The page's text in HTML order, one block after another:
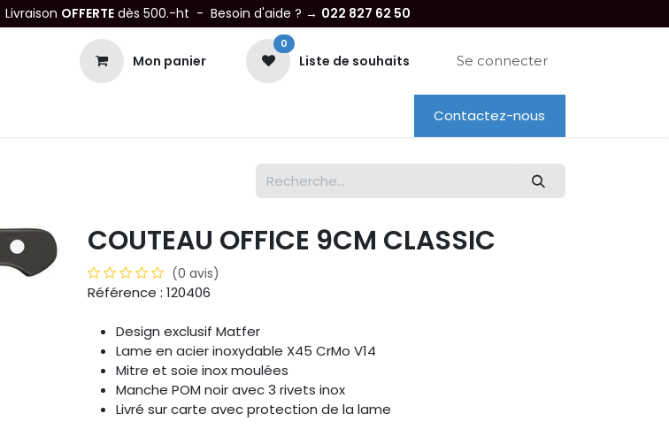
Livraison OFFERTE dès 500.-ht - Besoin d'aide ? → 022 827 62 50
Mon panier
0
Liste de souhaits Se connecter
Dépannage Location
Contactez-nous
COUTEAU OFFICE 9CM CLASSIC
(0 avis)
Référence : 120406
Design exclusif Matfer
Lame en acier inoxydable X45 CrMo V14
Mitre et soie inox moulées
Manche POM noir avec 3 rivets inox
Livré sur carte avec protection de la lame